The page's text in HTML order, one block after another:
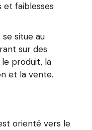
et faiblesses
situe au
sur des
produit, la
et la vente.
orienté vers le